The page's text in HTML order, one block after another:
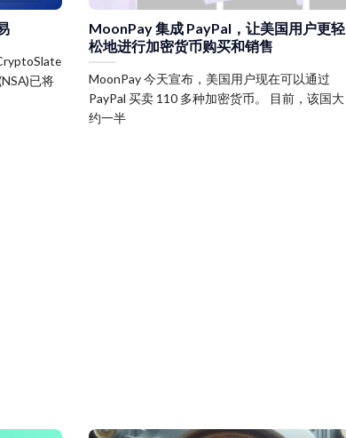
已将
MoonPay 集成 PayPal，让美国用户更轻
松地进行加密货币购买和销售
MoonPay 今天宣布，美国用户现在可以通过
PayPal 买卖 110 多种加密货币。 目前，该国大
约一半